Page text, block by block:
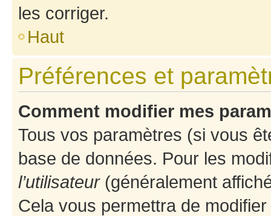
les corriger.
Haut
Préférences et
Comment modifier mes
Tous vos paramètres (si vous
base de données. Pour les
l’utilisateur(généralement
Cela vous permettra de